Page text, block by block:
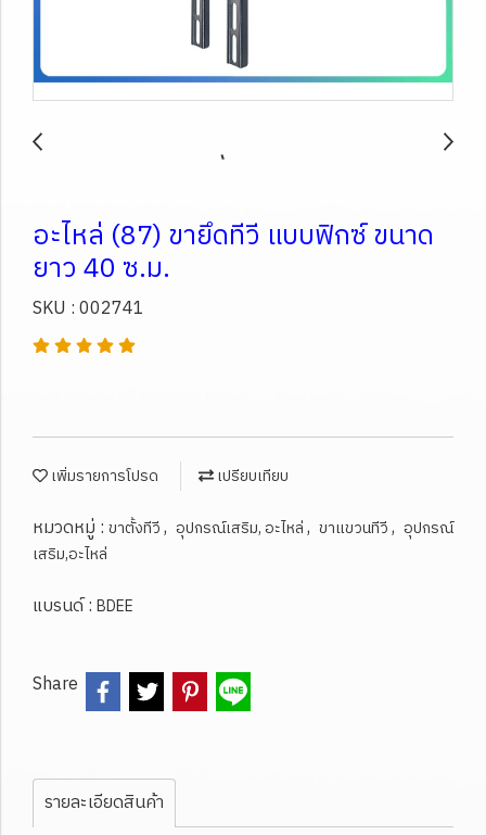
อะไหล่ (87) ขายึดทีวี แบบฟิกซ์ ขนาด
ยาว 40 ซ.ม.
SKU : 002741
เพิ่มรายการโปรด เปรียบเทียบ
หมวดหมู่ : ขาตั้งทีวี, อุปกรณ์เสริม, อะไหล่, ขาแขวนทีวี, อุปกรณ์
เสริม,อะไหล่
แบรนด์ : BDEE
Share
รายละเอียดสินค้า